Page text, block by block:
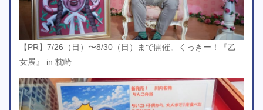
【PR】7/26（日）〜8/30（日）まで開催。くっきー！『乙
女展』 in 枕崎